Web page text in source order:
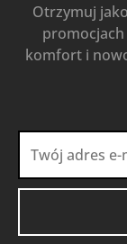
Otrzymuj
komfort i